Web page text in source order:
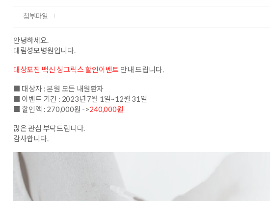
첨부파일
안녕하세요.
대림성모병원입니다.
대상포진 백신 싱그릭스 할인이벤트 안내 드립니다.
■ 대상자: 본원 모든 내원환자
■ 이벤트 기간 : 2023년 7월 1일~12월 31일
■ 할인액 : 270,000원 ->240,000원
많은 관심 부탁드립니다.
감사합니다.